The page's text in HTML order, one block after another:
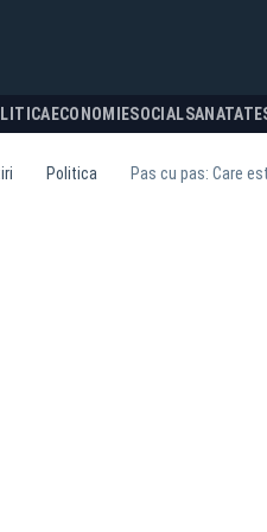
ECONOMIESOCIALSANATATE
Politica Pas cu pas: Care